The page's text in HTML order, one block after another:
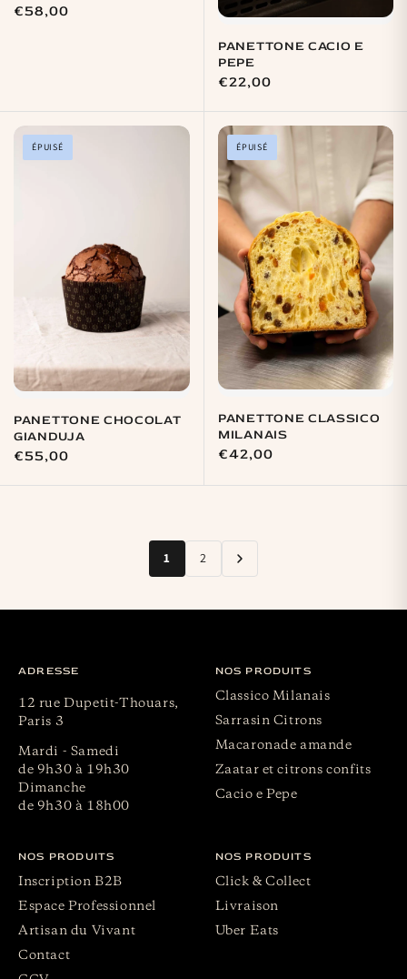
Prix
€58,00
PANETTONE CACIO E
PEPE
Prix
€22,00
ÉPUISÉ
PANETTONE CHOCOLAT
GIANDUJA
Prix
€55,00
ÉPUISÉ
PANETTONE CLASSICO
MILANAIS
Prix
€42,00
1 2
ADRESSE
12 rue Dupetit-Thouars,
Paris 3
Mardi - Samedi
de 9h30 à 19h30
Dimanche
de 9h30 à 18h00
NOS PRODUITS
Classico Milanais
Sarrasin Citrons
Macaronade amande
Zaatar et citrons confits
Cacio e Pepe
NOS PRODUITS
Inscription B2B
Espace Professionnel
Artisan du Vivant
Contact
NOS PRODUITS
Click & Collect
Livraison
Uber Eats